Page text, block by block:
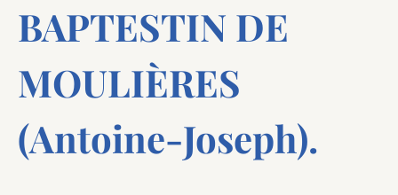
BAPTESTIN DE
MOULIÈRES
(Antoine-Joseph).